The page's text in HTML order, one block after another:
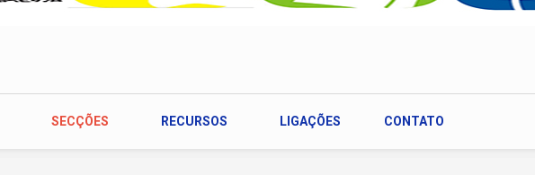
SECÇÕES RECURSOS LIGAÇÕES CONTATO